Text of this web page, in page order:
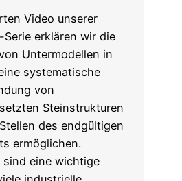
Video unserer
erklären wir die
Untermodellen in
systematische
von
Steinstrukturen
des endgültigen
ermöglichen.
sind eine wichtige